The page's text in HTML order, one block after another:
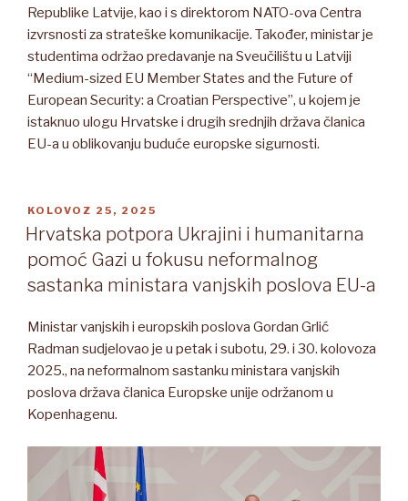
Republike Latvije, kao i s direktorom NATO-ova Centra
izvrsnosti za strateške komunikacije. Također, ministar je
studentima održao predavanje na Sveučilištu u Latviji
“Medium-sized EU Member States and the Future of
European Security: a Croatian Perspective”, u kojem je
istaknuo ulogu Hrvatske i drugih srednjih država članica
EU-a u oblikovanju buduće europske sigurnosti.
OBJAVLJENO
KOLOVOZ 25, 2025
Hrvatska potpora Ukrajini i humanitarna
pomoć Gazi u fokusu neformalnog
sastanka ministara vanjskih poslova EU-a
Ministar vanjskih i europskih poslova Gordan Grlić
Radman sudjelovao je u petak i subotu, 29. i 30. kolovoza
2025., na neformalnom sastanku ministara vanjskih
poslova država članica Europske unije održanom u
Kopenhagenu.